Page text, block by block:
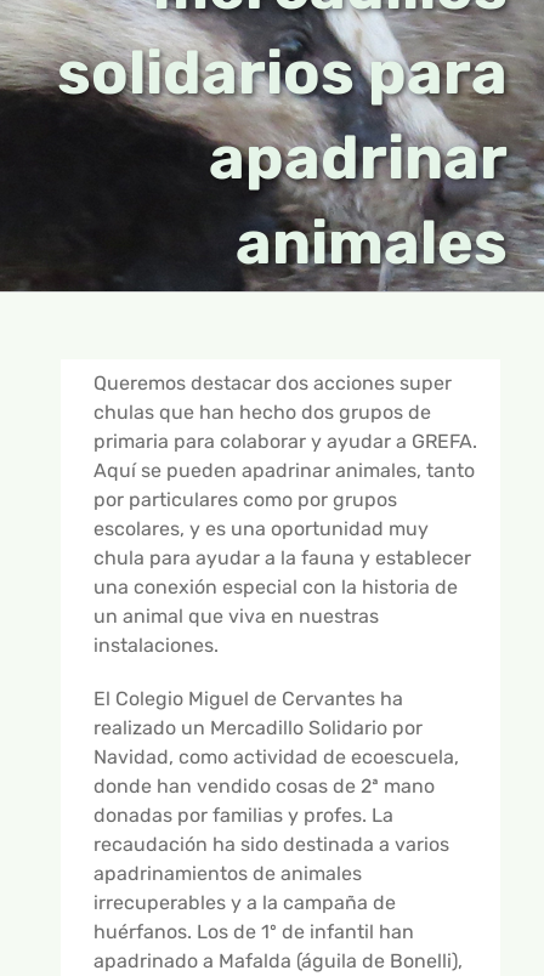
ONLINE
OTROS GRUPOS
FICHAS PREVIAS A LA VISITA
APADRINAMIENTOS
CAMPAMENTOS
RECURSOS PARA TU CENTRO
EDUCACIÓN INFANTIL
EDUCACIÓN PRIMARIA
RECURSOS
CUADERNILLOS DIDÁCTICOS
HISTORIAS DE ANIMALES
GUÍA INTERACTIVA – ALIADOS DEL CAMPO
CONTROL DE PLAGAS DE TOPILLO
GALERÍA DE FOTOS
GALERÍA DE VÍDEOS
INFORMACIÓN
INFORMACIÓN GENERAL
solidarios para
apadrinar
animales
Queremos destacar dos acciones super
chulas que han hecho dos grupos de
primaria para colaborar y ayudar a GREFA.
Aquí se pueden apadrinar animales, tanto
por particulares como por grupos
escolares, y es una oportunidad muy
chula para ayudar a la fauna y establecer
una conexión especial con la historia de
un animal que viva en nuestras
instalaciones.
El Colegio Miguel de Cervantes ha
realizado un Mercadillo Solidario por
Navidad, como actividad de ecoescuela,
donde han vendido cosas de 2ª mano
donadas por familias y profes. La
recaudación ha sido destinada a varios
apadrinamientos de animales
irrecuperables y a la campaña de
huérfanos. Los de 1º de infantil han
apadrinado a Mafalda (águila de Bonelli),